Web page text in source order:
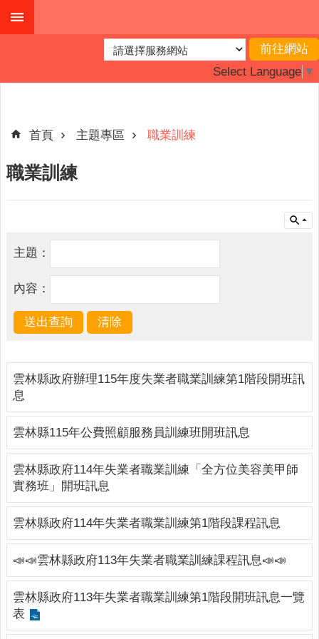
跳到主要內容區塊
搜
最
新
消
主
題
區
載
區
諮
詢
服
務
實
用
網
站
連
結
Select Language ▼
首頁 主題專區 職業訓練
職業訓練
主題：
內容：
雲林縣政府辦理115年度失業者職業訓練第1階段開班訊
息
雲林縣115年公費照顧服務員訓練班開班訊息
雲林縣政府114年失業者職業訓練「全方位美容美甲師
實務班」開班訊息
雲林縣政府114年失業者職業訓練第1階段課程訊息
📣📣雲林縣政府113年失業者職業訓練課程訊息📣📣
雲林縣政府113年失業者職業訓練第1階段開班訊息一覽
表